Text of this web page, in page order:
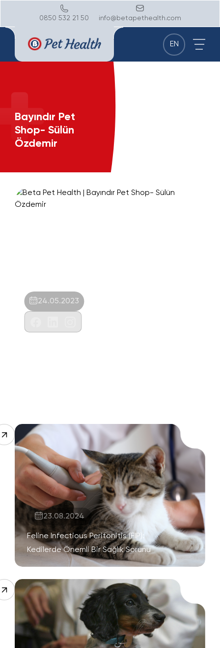
0850 532 21 50 info@betapethealth.com
EN
Bayındır Pet
Shop- Sülün
Özdemir
24.05.2023
23.08.2024
Feline Infectious Peritonitis (FIP):
Kedilerde Önemli Bir Sağlık Sorunu